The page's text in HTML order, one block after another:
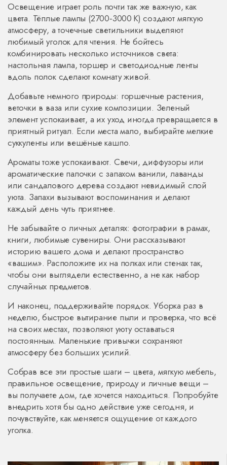
Освещение играет роль почти так же важную, как
цвета. Тёплые лампы (2700‑3000 K) создают мягкую
атмосферу, а точечные светильники выделяют
любимый уголок для чтения. Не бойтесь
комбинировать несколько источников света:
настольная лампа, торшер и светодиодные ленты
вдоль полок сделают комнату живой.
Добавьте немного природы: горшечные растения,
веточки в ваза или сухие композиции. Зеленый
элемент успокаивает, а их уход иногда превращается в
приятный ритуал. Если места мало, выбирайте мелкие
суккуленты или вешёные кашпо.
Ароматы тоже успокаивают. Свечи, диффузоры или
ароматические палочки с запахом ванили, лаванды
или сандалового дерева создают невидимый слой
уюта. Запахи вызывают воспоминания и делают
каждый день чуть приятнее.
Не забывайте о личных деталях: фотографии в рамах,
книги, любимые сувениры. Они рассказывают
историю вашего дома и делают пространство
«вашим». Расположите их на полках или стенах так,
чтобы они выглядели естественно, а не как набор
случайных предметов.
И наконец, поддерживайте порядок. Уборка раз в
неделю, быстрое вытирание пыли и проверка, что всё
на своих местах, позволяют уюту оставаться
постоянным. Маленькие привычки сохраняют
атмосферу без больших усилий.
Собрав все эти простые шаги – цвета, мягкую мебель,
правильное освещение, природу и личные вещи –
вы получаете дом, где хочется находиться. Попробуйте
внедрить хотя бы одно действие уже сегодня, и
почувствуйте, как меняется ощущение от каждого
уголка.